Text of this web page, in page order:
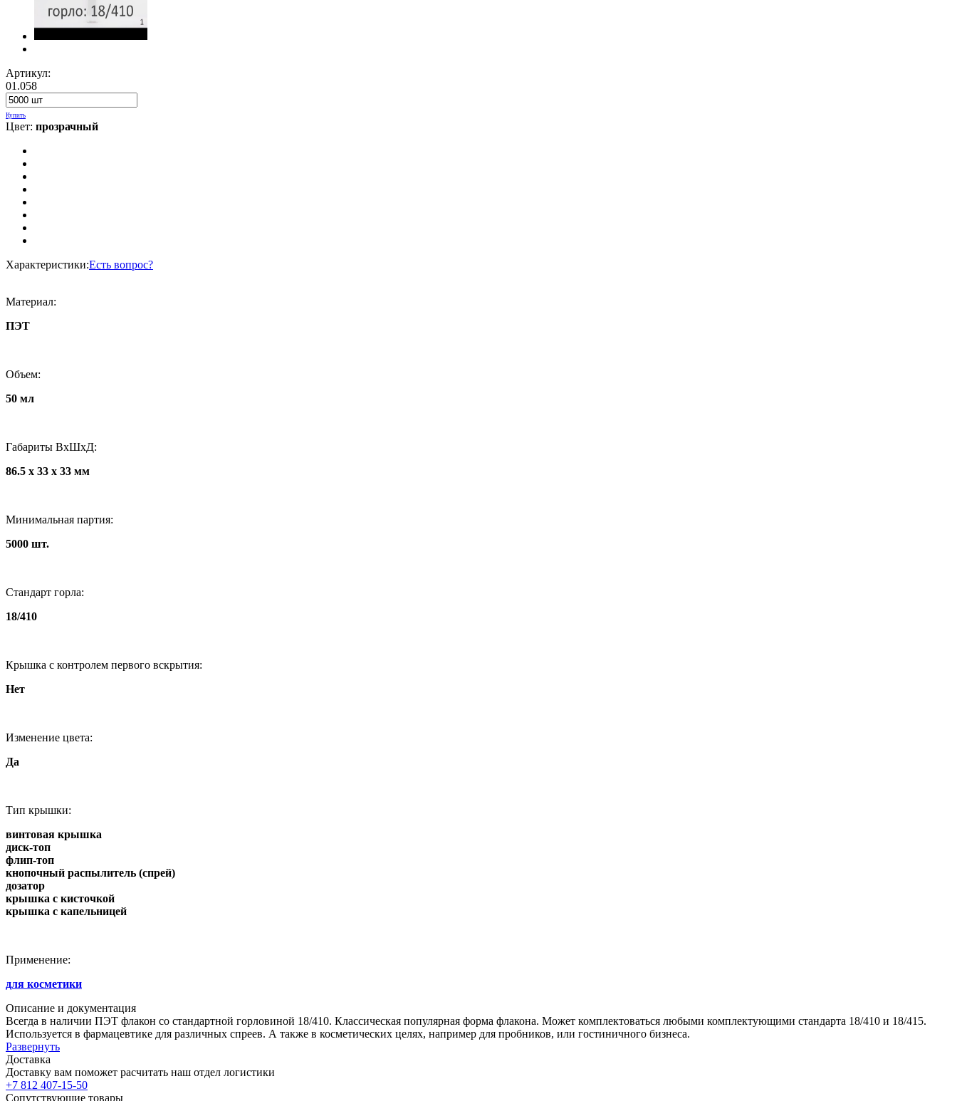
Артикул:
01.058
Купить
Цвет: прозрачный
Характеристики:Есть вопрос?
Материал:
ПЭТ
Объем:
50 мл
Габариты ВxШxД:
86.5 x 33 x 33 мм
Минимальная партия:
5000 шт.
Стандарт горла:
18/410
Крышка с контролем первого вскрытия:
Нет
Изменение цвета:
Да
Тип крышки:
винтовая крышка
диск-топ
флип-топ
кнопочный распылитель (спрей)
дозатор
крышка с кисточкой
крышка с капельницей
Применение:
для косметики
Описание и документация
Всегда в наличии ПЭТ флакон со стандартной горловиной 18/410. Классическая популярная форма флакона. Может комплектоваться любыми комплектующими стандарта 18/410 и 18/415.
Используется в фармацевтике для различных спреев. А также в косметических целях, например для пробников, или гостиничного бизнеса.
Развернуть
Доставка
Доставку вам поможет расчитать наш отдел логистики
+7 812 407-15-50
Сопутствующие товары